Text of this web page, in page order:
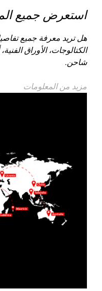
استعرض جميع
هل تريد معرفة جميع
الكتالوجات، الأوراق
شاحن.
مزيد من المعلومات